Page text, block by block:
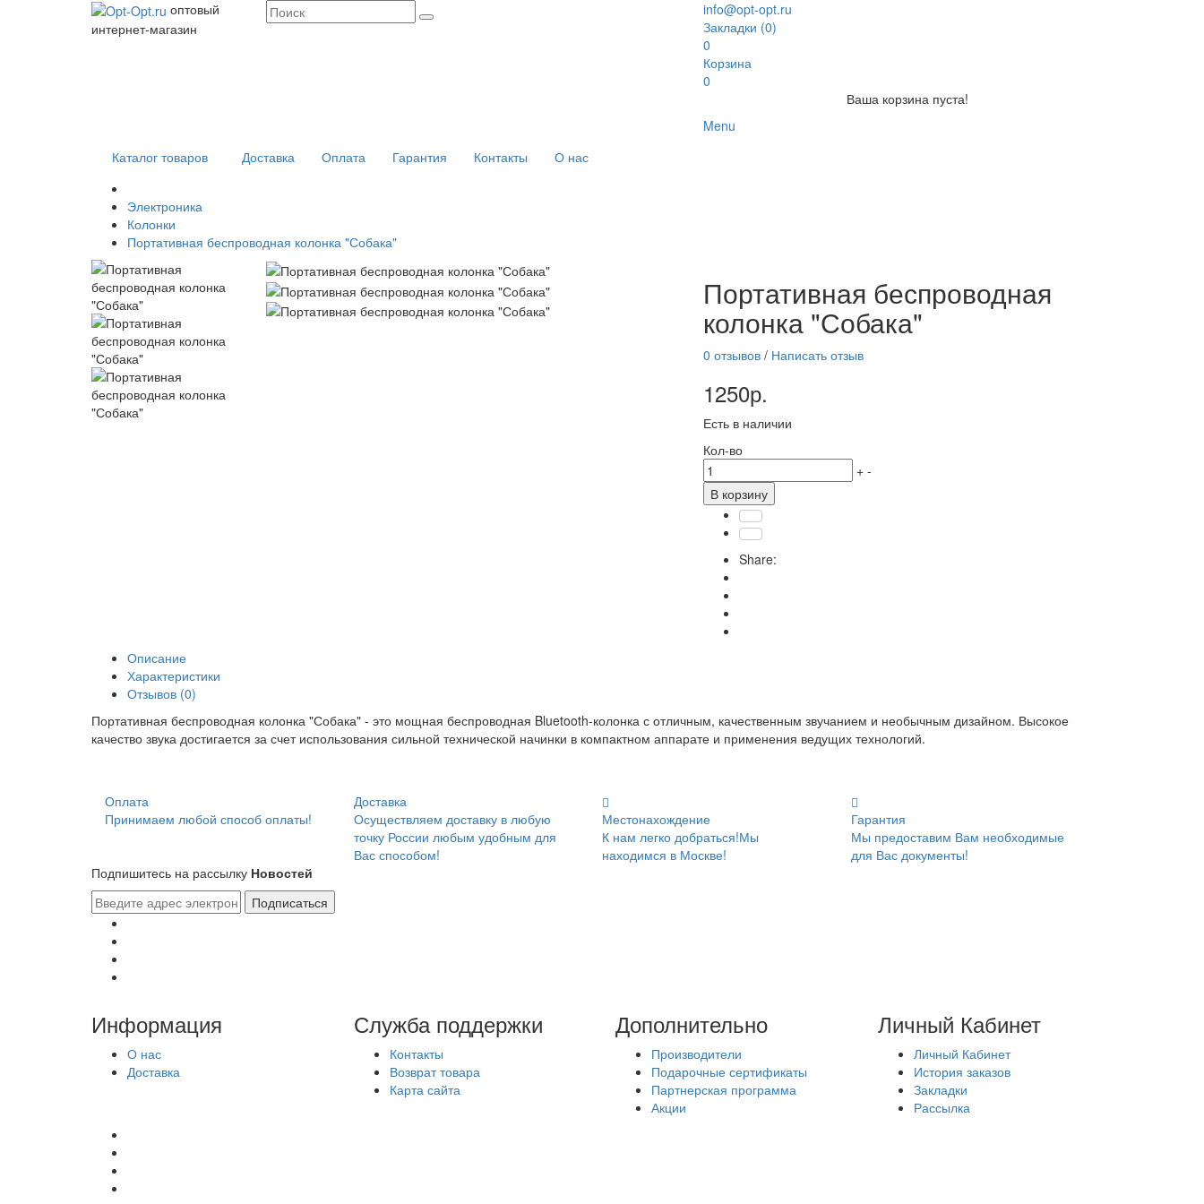
оптовый
интернет-магазин
info@opt-opt.ru
Закладки (0)
0
Корзина
0
Ваша корзина пуста!
Menu
Каталог товаров
Доставка Оплата Гарантия Контакты О нас
Электроника
Колонки
Портативная беспроводная колонка "Собака"
Портативная беспроводная
колонка "Собака"
0 отзывов/ Написать отзыв
1250р.
Есть в наличии
Кол-во
+ -
В корзину
Share:
Описание
Характеристики
Отзывов (0)
Портативная беспроводная колонка "Собака" - это мощная беспроводная Bluetooth-колонка с отличным, качественным звучанием и необычным дизайном. Высокое
качество звука достигается за счет использования сильной технической начинки в компактном аппарате и применения ведущих технологий.
Оплата
Принимаем любой способ оплаты!
Доставка
Осуществляем доставку в любую
точку России любым удобным для
Вас способом!
Местонахождение
К нам легко добраться!Мы
находимся в Москве!
Гарантия
Мы предоставим Вам необходимые
для Вас документы!
Подпишитесь на рассылку Новостей
Подписаться
Информация
О нас
Доставка
Служба поддержки
Контакты
Возврат товара
Карта сайта
Дополнительно
Производители
Подарочные сертификаты
Партнерская программа
Акции
Личный Кабинет
Личный Кабинет
История заказов
Закладки
Рассылка